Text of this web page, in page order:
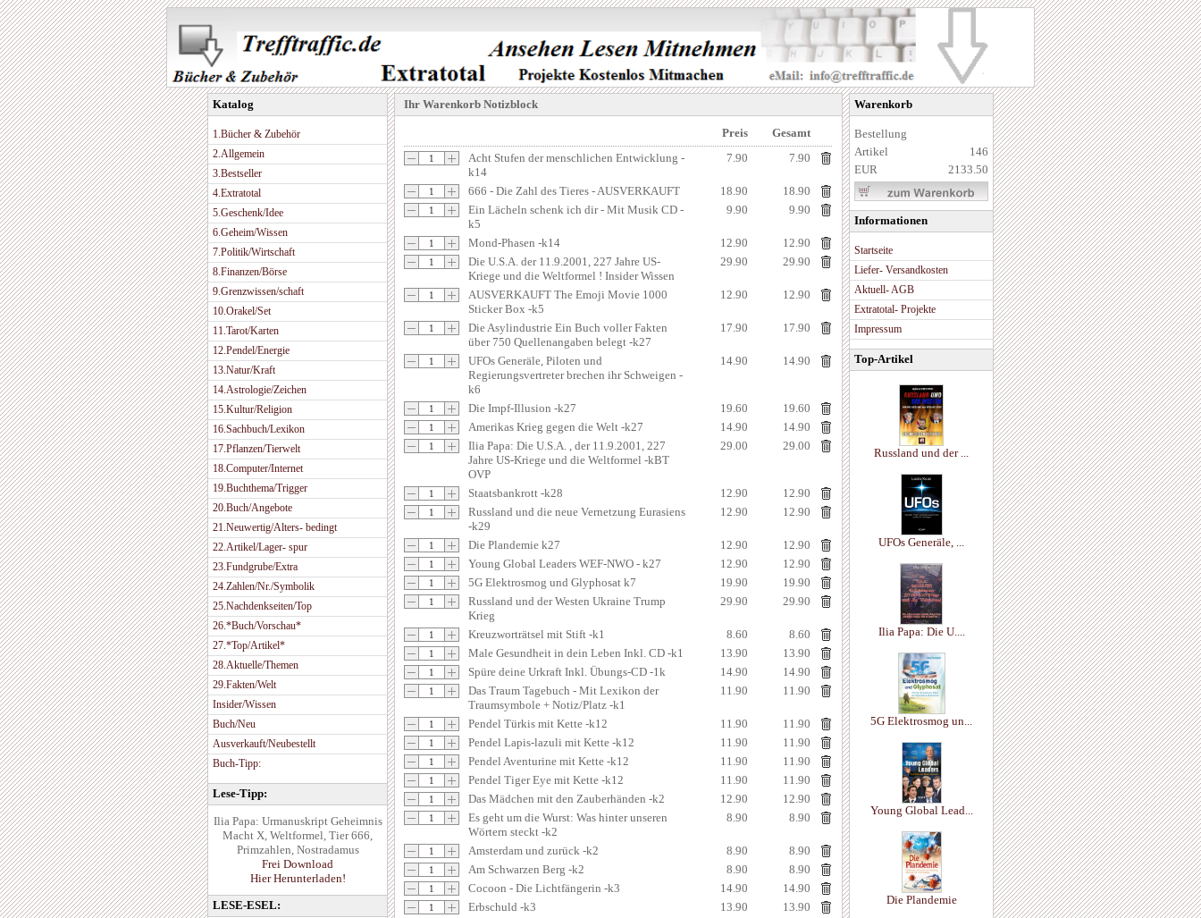
Katalog
1.Bücher & Zubehör
2.Allgemein
3.Bestseller
4.Extratotal
5.Geschenk/Idee
6.Geheim/Wissen
7.Politik/Wirtschaft
8.Finanzen/Börse
9.Grenzwissen/schaft
10.Orakel/Set
11.Tarot/Karten
12.Pendel/Energie
13.Natur/Kraft
14.Astrologie/Zeichen
15.Kultur/Religion
16.Sachbuch/Lexikon
17.Pflanzen/Tierwelt
18.Computer/Internet
19.Buchthema/Trigger
20.Buch/Angebote
21.Neuwertig/Alters- bedingt
22.Artikel/Lager- spur
23.Fundgrube/Extra
24.Zahlen/Nr./Symbolik
25.Nachdenkseiten/Top
26.*Buch/Vorschau*
27.*Top/Artikel*
28.Aktuelle/Themen
29.Fakten/Welt
Insider/Wissen
Buch/Neu
Ausverkauft/Neubestellt
Buch-Tipp:
Lese-Tipp:
Ilia Papa: Urmanuskript Geheimnis
Macht X, Weltformel, Tier 666,
Primzahlen, Nostradamus
Frei Download
Hier Herunterladen!
LESE-ESEL:
Ihr Warenkorb Notizblock
Preis
Gesamt
Acht Stufen der menschlichen Entwicklung -
k14
7.90 7.90
666 - Die Zahl des Tieres - AUSVERKAUFT 18.90
18.90
Ein Lächeln schenk ich dir - Mit Musik CD -
k5
9.90 9.90
Mond-Phasen -k14 12.90
12.90
Die U.S.A. der 11.9.2001, 227 Jahre US-
Kriege und die Weltformel ! Insider Wissen
29.90 29.90
AUSVERKAUFT The Emoji Movie 1000
Sticker Box -k5
12.90 12.90
Die Asylindustrie Ein Buch voller Fakten
über 750 Quellenangaben belegt -k27
17.90 17.90
UFOs Generäle, Piloten und
Regierungsvertreter brechen ihr Schweigen -
k6
14.90 14.90
Die Impf-Illusion -k27 19.60
19.60
Amerikas Krieg gegen die Welt -k27
14.90
14.90
Ilia Papa: Die U.S.A. , der 11.9.2001, 227
Jahre US-Kriege und die Weltformel -kBT
OVP
29.00 29.00
Staatsbankrott -k28 12.90
12.90
Russland und die neue Vernetzung Eurasiens
-k29
12.90 12.90
Die Plandemie k27 12.90
12.90
Young Global Leaders WEF-NWO - k27
12.90
12.90
5G Elektrosmog und Glyphosat k7
19.90
19.90
Russland und der Westen Ukraine Trump
Krieg
29.90 29.90
Kreuzworträtsel mit Stift -k1 8.60
8.60
Male Gesundheit in dein Leben Inkl. CD -k1
13.90
13.90
Spüre deine Urkraft Inkl. Übungs-CD -1k
14.90
14.90
Das Traum Tagebuch - Mit Lexikon der
Traumsymbole + Notiz/Platz -k1
11.90 11.90
Pendel Türkis mit Kette -k12 11.90
11.90
Pendel Lapis-lazuli mit Kette -k12
11.90
11.90
Pendel Aventurine mit Kette -k12
11.90
11.90
Pendel Tiger Eye mit Kette -k12
11.90
11.90
Das Mädchen mit den Zauberhänden -k2
12.90
12.90
Es geht um die Wurst: Was hinter unseren
Wörtern steckt -k2
8.90 8.90
Amsterdam und zurück -k2 8.90
8.90
Am Schwarzen Berg -k2
8.90
8.90
Cocoon - Die Lichtfängerin -k3
14.90
14.90
Erbschuld -k3
13.90
13.90
Warenkorb
Bestellung
Artikel
146
EUR
2133.50
Informationen
Startseite
Liefer- Versandkosten
Aktuell- AGB
Extratotal- Projekte
Impressum
Top-Artikel
Russland und der ...
UFOs Generäle, ...
Ilia Papa: Die U....
5G Elektrosmog un...
Young Global Lead...
Die Plandemie